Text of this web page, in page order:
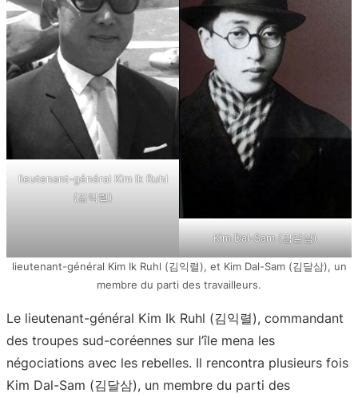
lieutenant-général Kim Ik Ruhl
(김익렬)
Kim Dal-Sam (김달삼)
lieutenant-général Kim Ik Ruhl (김익렬), et Kim Dal-Sam (김달삼), un
membre du parti des travailleurs.
Le lieutenant-général Kim Ik Ruhl (김익렬), commandant
des troupes sud-coréennes sur l’île mena les
négociations avec les rebelles. Il rencontra plusieurs fois
Kim Dal-Sam (김달삼), un membre du parti des